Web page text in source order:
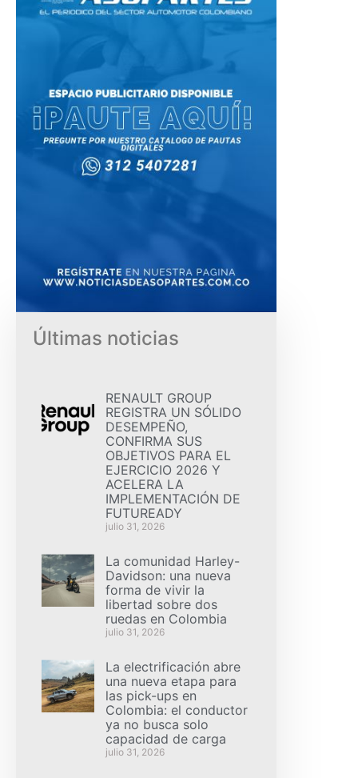
Últimas noticias
RENAULT GROUP
REGISTRA UN SÓLIDO
DESEMPEÑO,
CONFIRMA SUS
OBJETIVOS PARA EL
EJERCICIO 2026 Y
ACELERA LA
IMPLEMENTACIÓN DE
FUTUREADY
julio 31, 2026
La comunidad Harley-
Davidson: una nueva
forma de vivir la
libertad sobre dos
ruedas en Colombia
julio 31, 2026
La electrificación abre
una nueva etapa para
las pick-ups en
Colombia: el conductor
ya no busca solo
capacidad de carga
julio 31, 2026